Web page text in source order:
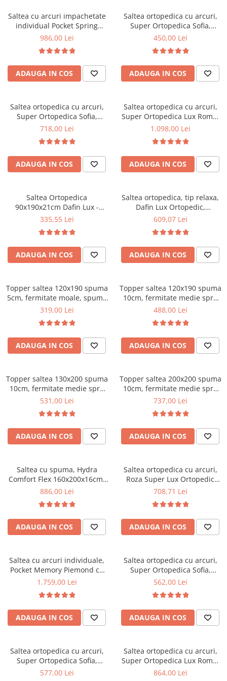
Top saltele 10 cm
Top saltele memory 5 cm
Top saltele MemoHR 6.5 cm
Saltele ieftine
Saltele cu plasa de arcuri
Saltele cu spuma
Mobilier bucatarie
Mese bucatarie
Scaune pentru bucatarie
Mobila bucatarie
Seturi mese si scaune bucatarie
Mobila hol
Suporturi si rafturi pantofi
Portmantouri
Pantofare
Seturi mobilier hol
Stender haine
Etajere
Cuiere
Mobilier gradinita
Scaune gradinita
Set mese si scaune gradinita
Mobila camera copii
Scaune birou pentru copii
Saltele patuturi copii
Masa si scaune gradinita
Saltea cu arcuri impachetate
individual Pocket Spring
Milano, 140x200x24cm, cu
sistem de aerisire perimetral,
Saltex
986,00 Lei
ADAUGA IN COS
Saltea ortopedica cu arcuri,
Super Ortopedica Sofia,
100x200x20cm, fermitate
fata vara-iarna, sistem
aerisire cu butoni, Saltex
450,00 Lei
ADAUGA IN COS
Saltea ortopedica cu arcuri,
Super Ortopedica Sofia,
160x200x20cm, fermitate
fata vara-iarna, sistem
aerisire cu butoni, Saltex
718,00 Lei
ADAUGA IN COS
Saltea ortopedica cu arcuri,
Super Ortopedica Lux Roma,
180x200x23cm, fermitate tare,
vara-iarna, sistem aerisire
perimetral, Saltex
1.098,00 Lei
ADAUGA IN COS
Saltea Ortopedica
90x190x21cm Dafin Lux -
Arcuri Bonell, Fermitate
335,55 Lei
ADAUGA IN COS
Saltea ortopedica, tip relaxa,
Dafin Lux Ortopedic,
140x200x21cm, fermitate
Bonell, fata vara-iarna, sistem
de aerisire cu butoni, Salt
Confort
609,07 Lei
ADAUGA IN COS
Topper saltea 120x190 spuma
5cm, fermitate moale, spuma
poliuretanica, husa fixa
319,00 Lei
ADAUGA IN COS
Topper saltea 120x190 spuma
10cm, fermitate medie spre
tare, spuma poliuretanica,
microfibra, Saltsib
488,00 Lei
ADAUGA IN COS
Topper saltea 130x200 spuma
10cm, fermitate medie spre
tare, spuma poliuretanica,
microfibra, Saltsib
531,00 Lei
ADAUGA IN COS
Topper saltea 200x200 spuma
10cm, fermitate medie spre
tare, spuma poliuretanica,
microfibra, Saltsib
737,00 Lei
ADAUGA IN COS
Saltea cu spuma, Hydra
Comfort Flex 160x200x16cm,
fermitate mediu spre tare,
detasabila, Saltsib
886,00 Lei
ADAUGA IN COS
Saltea ortopedica cu arcuri,
Roza Super Lux Ortopedic
125x190x25cm, fermitate
arcuri Bonell,reversibila,
banda de aerisire spaceair,
greutate maxima sustinuta
100 kg/utilizator, Salt Confort
708,71 Lei
ADAUGA IN COS
Saltea cu arcuri individuale,
Pocket Memory Piemond cu
topper, 160x200x32cm,
memory foam 2,5 cm, husa
matlasata, sistem de aerisire
perimetral, greutate maxima
sustinuta 100 kg/utilizator,
1.759,00 Lei
ADAUGA IN COS
Saltea ortopedica cu arcuri,
Super Ortopedica Sofia,
130x200x20cm, fermitate
fata vara-iarna, sistem
aerisire cu butoni, Saltex
562,00 Lei
ADAUGA IN COS
Saltea ortopedica cu arcuri,
Super Ortopedica Sofia,
135x200x20cm, fermitate
577,00 Lei
Saltea ortopedica cu arcuri,
Super Ortopedica Lux Roma,
140x200x23cm, fermitate tare,
864,00 Lei